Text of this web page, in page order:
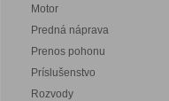
Motor
Predná náprava
Prenos pohonu
Príslušenstvo
Rozvody